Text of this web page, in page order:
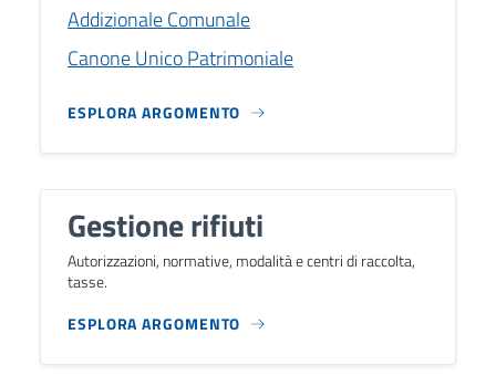
Addizionale Comunale
Canone Unico Patrimoniale
ESPLORA ARGOMENTO
Gestione rifiuti
Autorizzazioni, normative, modalità e centri di raccolta,
tasse.
ESPLORA ARGOMENTO